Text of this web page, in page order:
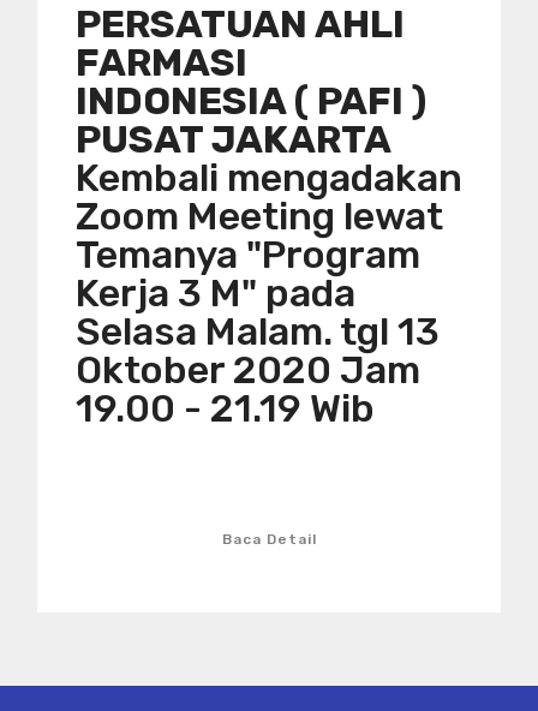
PERSATUAN AHLI
FARMASI
INDONESIA ( PAFI )
PUSAT JAKARTA
Kembali mengadakan
Zoom Meeting lewat
Temanya "Program
Kerja 3 M" pada
Selasa Malam. tgl 13
Oktober 2020 Jam
19.00 - 21.19 Wib
Baca Detail